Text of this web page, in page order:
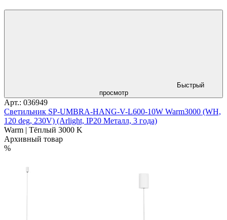
Быстрый
просмотр
Арт.: 036949
Светильник SP-UMBRA-HANG-V-L600-10W Warm3000 (WH,
120 deg, 230V) (Arlight, IP20 Металл, 3 года)
Warm | Тёплый 3000 K
Архивный товар
%